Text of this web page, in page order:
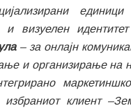
единици
и визуелен
– за онлајн
и организирање на
клиент